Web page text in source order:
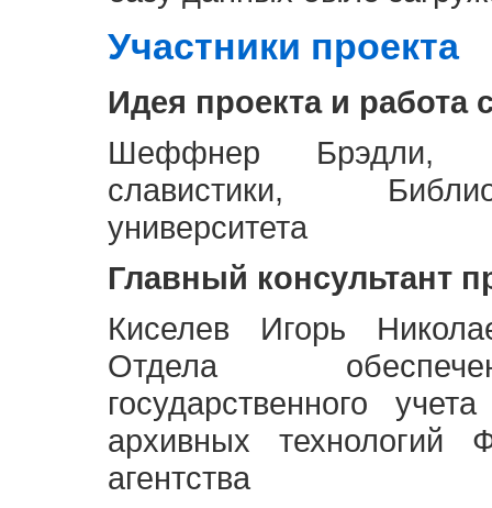
Участники проекта
Идея проекта и работа
Шеффнер Брэдли,
славистики,
университета
Главный консультант
Киселев Игорь
Отдела
государственного
архивных технологий
агентства